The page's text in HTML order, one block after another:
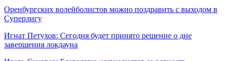
Оренбургских волейболистов можно поздравить с выходом в
Суперлигу
Игнат Петухов: Сегодня будет принято решение о дне
завершения локдауна